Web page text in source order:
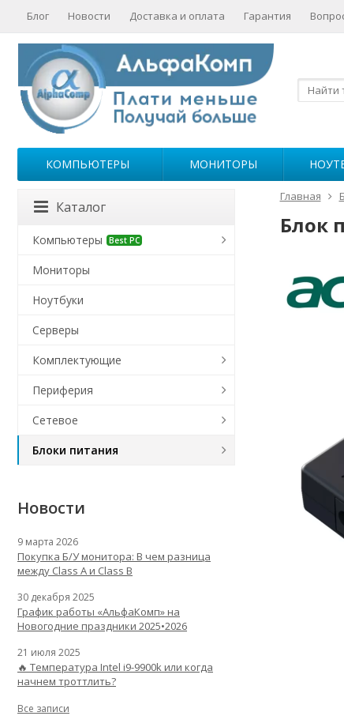
Блог Новости Доставка и оплата Гарантия
КОМПЬЮТЕРЫ МОНИТОРЫ
Главная
Блок
Каталог
Компьютеры Best PC
Мониторы
Ноутбуки
Серверы
Комплектующие
Периферия
Сетевое
Блоки питания
Новости
9 марта 2026
Покупка Б/У монитора: В чем разница
между Class A и Class B
30 декабря 2025
График работы «АльфаКомп» на
Новогодние праздники 2025•2026
21 июля 2025
🔥 Температура Intel i9-9900k или когда
начнем троттлить?
Все записи